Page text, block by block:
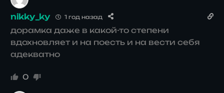
nikky_ky 1 год назад
дорамка даже в какой-то степени
вдохновляет и на поесть и на вести себя
адекватно
0